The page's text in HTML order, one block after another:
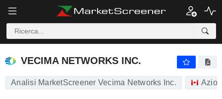
VECIMA NETWORKS INC.
VECIMA NETWORKS INC.
Analisi MarketScreener Vecima Networks Inc.